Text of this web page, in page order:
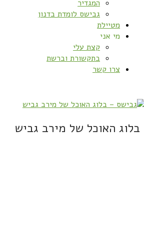
המגדיר
גבישס לומדת בדנון
מטיילת
מי אני
קצת עלי
בתקשורת וברשת
צרו קשר
בלוג האוכל של מירב גביש